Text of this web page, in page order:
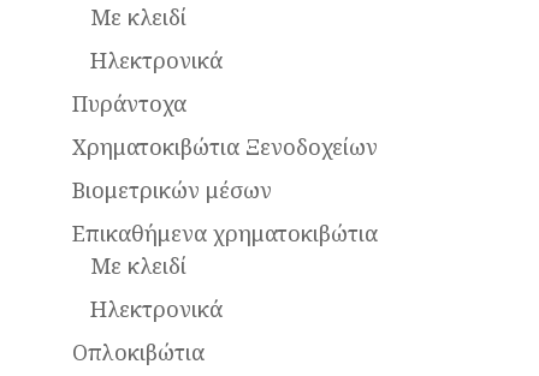
Με κλειδί
Ηλεκτρονικά
Πυράντοχα
Χρηματοκιβώτια Ξενοδοχείων
Βιομετρικών μέσων
Επικαθήμενα χρηματοκιβώτια
Mε κλειδί
Ηλεκτρονικά
Οπλοκιβώτια